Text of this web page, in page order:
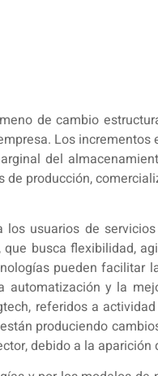
de cambio
Los incrementos
del
producción,
usuarios de
busca flexibilidad,
pueden facilitar
y la
referidos a
produciendo
debido a la aparición